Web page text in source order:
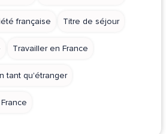
française Titre de séjour
Travailler en France
tant qu'étranger